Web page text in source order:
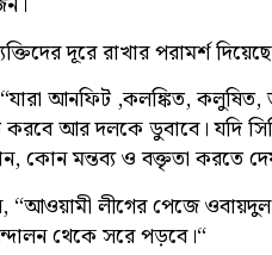
দূরে রাখার পরামর্শ
আনফিট ,কলঙ্কিত, কলুষিত,
আর দলকে ডুবাবে। যদি
কোন মন্তব্য ও বক্তৃতা করতে
লীগের পেজে ওবায়দুল
থেকে সরে পড়বে।“